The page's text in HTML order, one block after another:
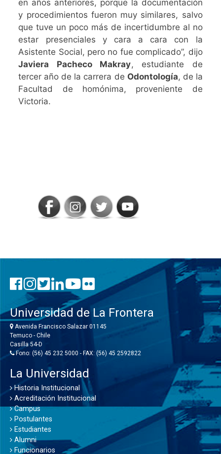
en años anteriores, porque la documentación
y procedimientos fueron muy similares, salvo
que tuve un poco más de incertidumbre al no
estar presenciales y cara a cara con la
Asistente Social, pero no fue complicado”, dijo
Javiera Pacheco Makray, estudiante de
tercer año de la carrera de Odontología, de la
Facultad de homónima, proveniente de
Victoria.
Universidad de La Frontera
Avenida Francisco Salazar 01145
Temuco - Chile
Casilla 54-D
Fono: (56) 45 232 5000 - FAX: (56) 45 2592822
La Universidad
Historia Institucional
Acreditación Institucional
Campus
Postulantes
Estudiantes
Alumni
Funcionarios